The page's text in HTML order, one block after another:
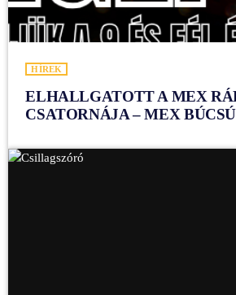
HÍREK
ELHALLGATOTT A MEX
CSATORNÁJA – MEX